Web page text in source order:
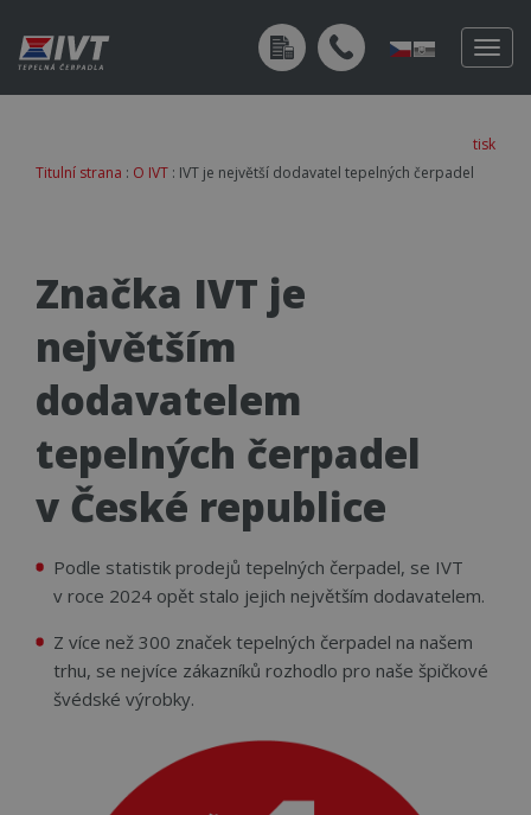
tisk
Titulní strana : O IVT : IVT je největší dodavatel tepelných čerpadel
Značka IVT je
největším
dodavatelem
tepelných čerpadel
v České republice
Podle statistik prodejů tepelných čerpadel, se IVT
v roce 2024 opět stalo jejich největším dodavatelem.
Z více než 300 značek tepelných čerpadel na našem
trhu, se nejvíce zákazníků rozhodlo pro naše špičkové
švédské výrobky.